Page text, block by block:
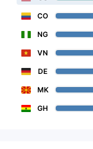
CO
NG
VN
DE
MK
GH